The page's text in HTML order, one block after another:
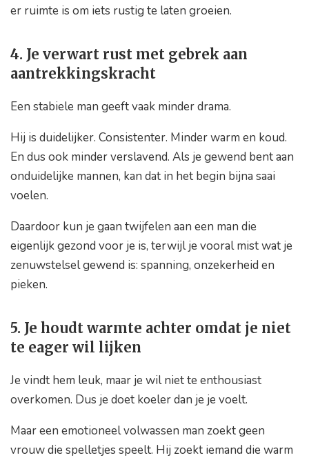
er ruimte is om iets rustig te laten groeien.
4. Je verwart rust met gebrek aan
aantrekkingskracht
Een stabiele man geeft vaak minder drama.
Hij is duidelijker. Consistenter. Minder warm en koud.
En dus ook minder verslavend. Als je gewend bent aan
onduidelijke mannen, kan dat in het begin bijna saai
voelen.
Daardoor kun je gaan twijfelen aan een man die
eigenlijk gezond voor je is, terwijl je vooral mist wat je
zenuwstelsel gewend is: spanning, onzekerheid en
pieken.
5. Je houdt warmte achter omdat je niet
te eager wil lijken
Je vindt hem leuk, maar je wil niet te enthousiast
overkomen. Dus je doet koeler dan je je voelt.
Maar een emotioneel volwassen man zoekt geen
vrouw die spelletjes speelt. Hij zoekt iemand die warm